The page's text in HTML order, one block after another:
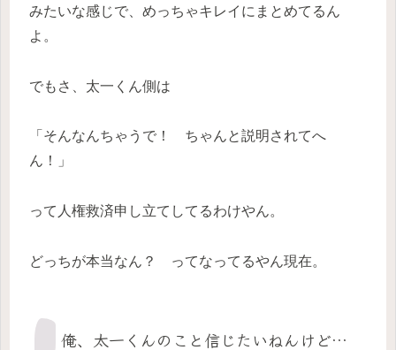
みたいな感じで、めっちゃキレイにまとめてるん
よ。
でもさ、太一くん側は
「そんなんちゃうで！ ちゃんと説明されてへ
ん！」
って人権救済申し立てしてるわけやん。
どっちが本当なん？ ってなってるやん現在。
俺、太一くんのこと信じたいねんけど…